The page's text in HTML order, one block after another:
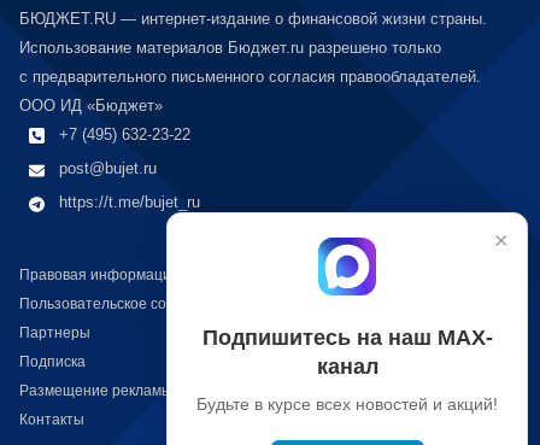
БЮДЖЕТ.RU — интернет-издание о финансовой жизни страны.
Использование материалов Бюджет.ru разрешено только
с предварительного письменного согласия правообладателей.
ООО ИД «Бюджет»
+7 (495) 632-23-22
post@bujet.ru
https://t.me/bujet_ru
Правовая информация
Пользовательское соглашение
Партнеры
Подписка
Размещение рекламы
Контакты
×
Подпишитесь на наш МАХ-
канал
Будьте в курсе всех новостей и акций!